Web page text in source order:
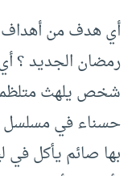
أي هدف من أهداف
رمضان الجديد ؟
شخص يلهث
حسناء في مسلسل
بها صائم يأكل في